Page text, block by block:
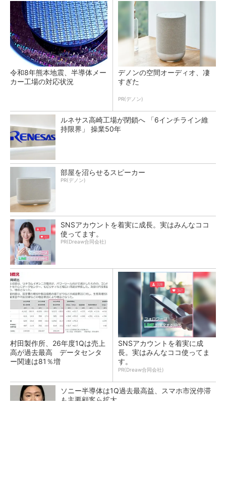
令和8年熊本地震、半導体メー
カー工場の対応状況
デノンの空間オーディオ、凄
すぎた
PR(デノン)
ルネサス高崎工場が閉鎖へ 「6インチライン維
持限界」 操業50年
部屋を沼らせるスピーカー
PR(デノン)
SNSアカウントを着実に成長。実はみんなココ
使ってます。
PR(Dreaw合同会社)
村田製作所、26年度1Qは売上
高が過去最高 データセンタ
ー関連は81％増
SNSアカウントを着実に成
長。実はみんなココ使ってま
す。
PR(Dreaw合同会社)
ソニー半導体は1Q過去最高益、スマホ市況停滞
も主要顧客ら拡大